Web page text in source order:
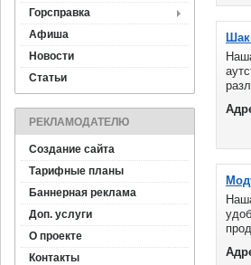
Горсправка
Афиша
Новости
Статьи
РЕКЛАМОДАТЕЛЮ
Создание сайта
Тарифные планы
Баннерная реклама
Доп. услуги
О проекте
Контакты